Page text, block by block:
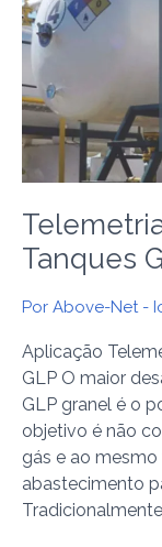
Tanques
Por Above-Net -
Aplicação
GLP O maior
GLP granel é o
objetivo é não
gás e ao
abastecimento
Medição
Remota
de
Tanques
GLP